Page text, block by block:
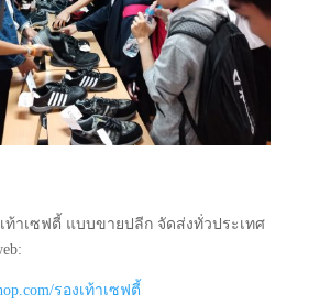
ท้าเซฟตี้ แบบขายปลีก จัดส่งทั่วประเทศ
รองเท้าเซฟตี้